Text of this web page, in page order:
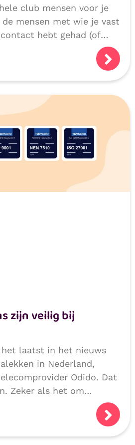
club mensen voor je
de mensen met wie je vast
hebt gehad (of
zijn veilig bij
het laatst in het nieuws
in Nederland,
Odido. Dat
Zeker als het om
gegevens gaat.
hoe veilig zijn